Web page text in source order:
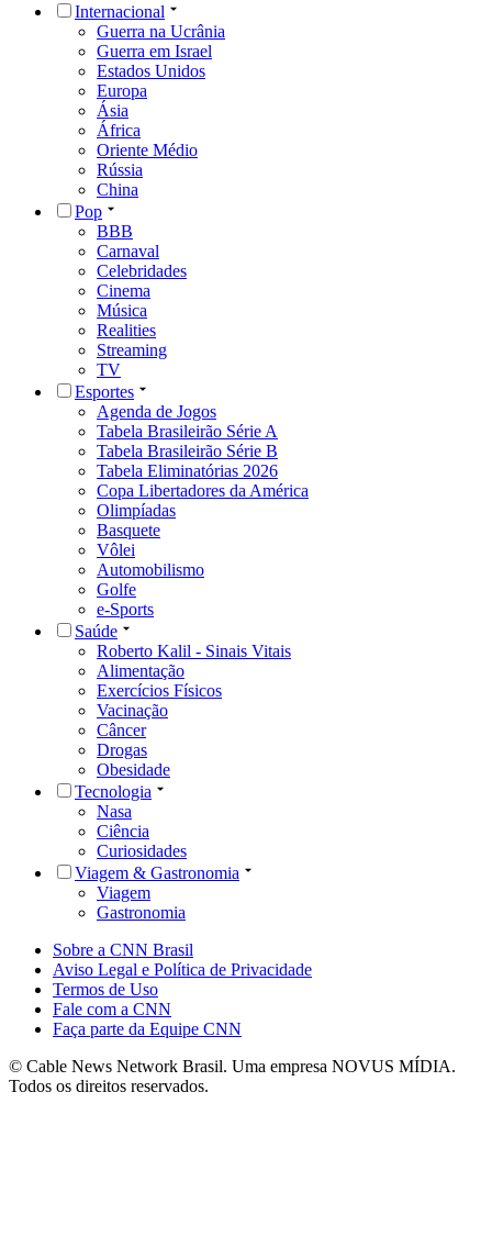
Internacional
Guerra na Ucrânia
Guerra em Israel
Estados Unidos
Europa
Ásia
África
Oriente Médio
Rússia
China
Pop
BBB
Carnaval
Celebridades
Cinema
Música
Realities
Streaming
TV
Esportes
Agenda de Jogos
Tabela Brasileirão Série A
Tabela Brasileirão Série B
Tabela Eliminatórias 2026
Copa Libertadores da América
Olimpíadas
Basquete
Vôlei
Automobilismo
Golfe
e-Sports
Saúde
Roberto Kalil - Sinais Vitais
Alimentação
Exercícios Físicos
Vacinação
Câncer
Drogas
Obesidade
Tecnologia
Nasa
Ciência
Curiosidades
Viagem & Gastronomia
Viagem
Gastronomia
Sobre a CNN Brasil
Aviso Legal e Política de Privacidade
Termos de Uso
Fale com a CNN
Faça parte da Equipe CNN
© Cable News Network Brasil. Uma empresa NOVUS MÍDIA.
Todos os direitos reservados.